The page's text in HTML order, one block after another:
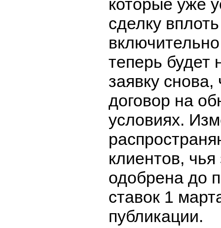
которые уже
сделку
теперь будет
заявку
договор на
условиях.
клиентов,
одобрена до
ставок 1
публикации.